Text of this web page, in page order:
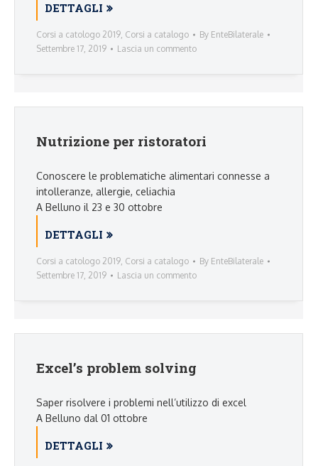
DETTAGLI
Corsi a catologo 2019, Corsi a catalogo By EnteBilaterale
Settembre 17, 2019
Lascia un commento
Nutrizione per ristoratori
Conoscere le problematiche alimentari connesse a
intolleranze, allergie, celiachia
A Belluno il 23 e 30 ottobre
DETTAGLI
Corsi a catologo 2019, Corsi a catalogo By EnteBilaterale
Settembre 17, 2019
Lascia un commento
Excel’s problem solving
Saper risolvere i problemi nell’utilizzo di excel
A Belluno dal 01 ottobre
DETTAGLI